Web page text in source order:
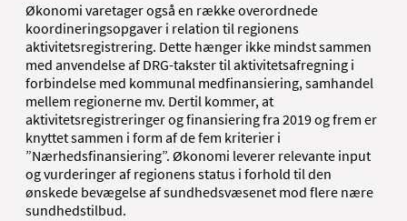
Økonomi varetager også en række overordnede
koordineringsopgaver i relation til regionens
aktivitetsregistrering. Dette hænger ikke mindst sammen
med anvendelse af DRG-takster til aktivitetsafregning i
forbindelse med kommunal medfinansiering, samhandel
mellem regionerne mv. Dertil kommer, at
aktivitetsregistreringer og finansiering fra 2019 og frem er
knyttet sammen i form af de fem kriterier i
”Nærhedsfinansiering”. Økonomi leverer relevante input
og vurderinger af regionens status i forhold til den
ønskede bevægelse af sundhedsvæsenet mod flere nære
sundhedstilbud.